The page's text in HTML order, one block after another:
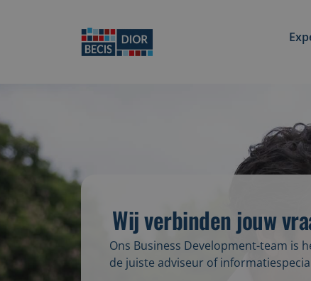
Wij verbinden jouw
Ons Business Development-team is
de juiste adviseur of